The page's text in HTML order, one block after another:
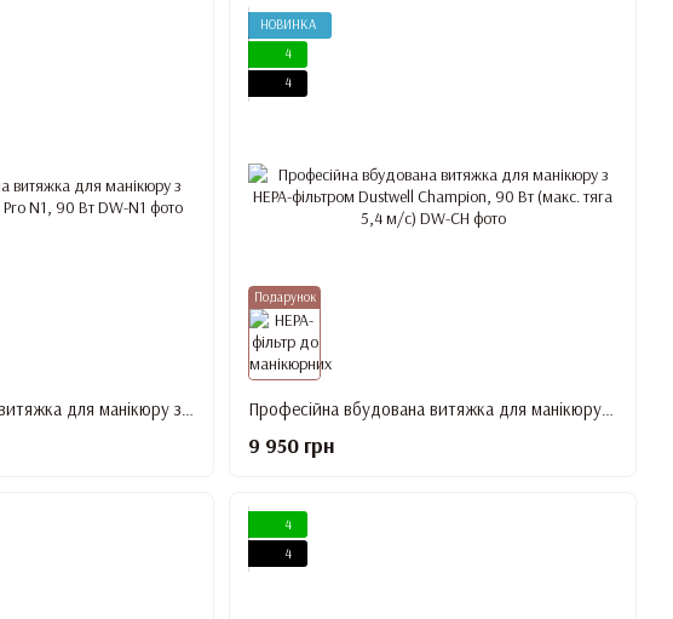
Професійна настільна витяжка для манікюру з HEPA-фільтром Dustwell Pro N1, 90 Вт
Подарунок
НОВИНКА
4
4
Професійна вбудована витяжка для манікюру з HEPA-фільтром Dustwell Champion, 90 Вт (макс. тяга 5,4 м/с)
9 950 грн
4
4